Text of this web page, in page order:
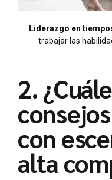
Liderazgo en
trabajar las
2.
con
alta